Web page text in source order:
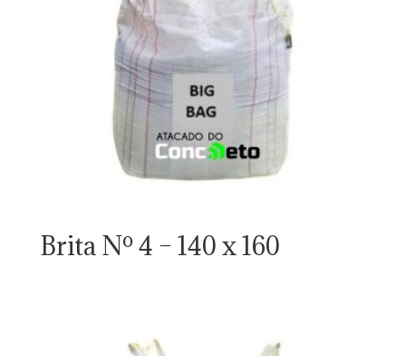
Brita Nº 4 – 140 x 160